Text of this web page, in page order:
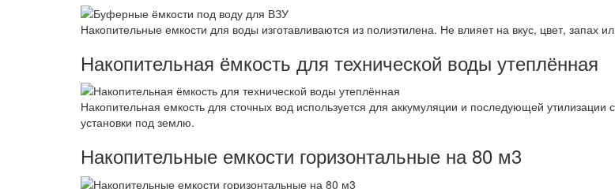
Накопительные емкости для воды изготавливаются из полиэтилена. Не влияет на вкус, цвет,
Накопительная ёмкость для технической воды утеплённая
Накопительная емкость для сточных вод используется для аккумуляции и последующей
установки под землю.
Накопительные емкости горизонтальные на 80 м3